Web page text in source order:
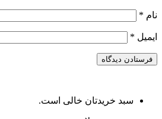
نام *
ایمیل *
سبد خریدتان خالی است.